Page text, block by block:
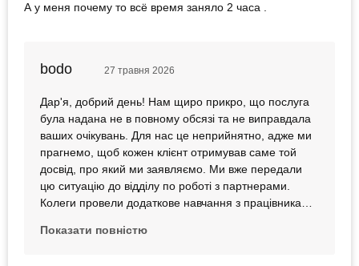
А у меня почему то всё время заняло 2 часа .
bodo 27 травня 2026
Дар'я, добрий день! Нам щиро прикро, що послуга
була надана не в повному обсязі та не виправдала
ваших очікувань. Для нас це неприйнятно, адже ми
прагнемо, щоб кожен клієнт отримував саме той
досвід, про який ми заявляємо. Ми вже передали
цю ситуацію до відділу по роботі з партнерами.
Колеги провели додаткове навчання з працівниками
повному обсязі є обов'язковим. Ми зробимо усе
Показати повністю